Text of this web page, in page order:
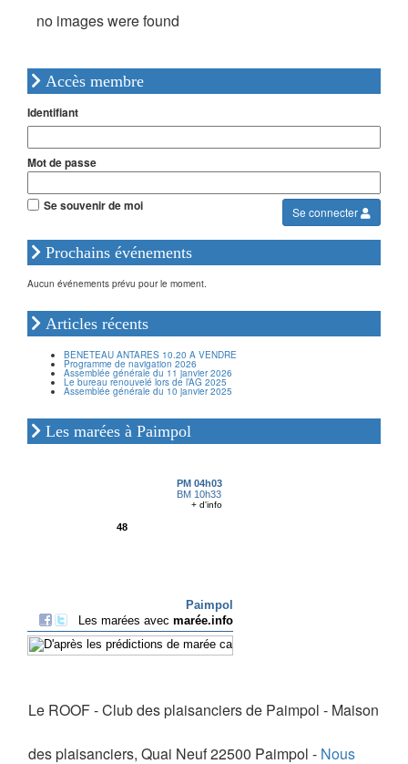
no images were found
Accès membre
Identifiant
Mot de passe
Se connecter
Se souvenir de moi
Prochains événements
Aucun événements prévu pour le moment.
Articles récents
BENETEAU ANTARES 10.20 A VENDRE
Programme de navigation 2026
Assemblée générale du 11 janvier 2026
Le bureau renouvelé lors de l’AG 2025
Assemblée générale du 10 janvier 2025
Les marées à Paimpol
Le ROOF - Club des plaisanciers de Paimpol - Maison
des plaisanciers, Quai Neuf 22500 Paimpol - Nous